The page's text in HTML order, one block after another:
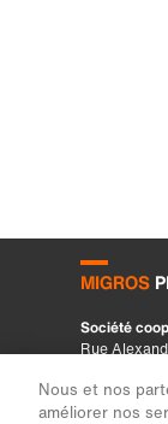
Nous et nos
améliorer nos